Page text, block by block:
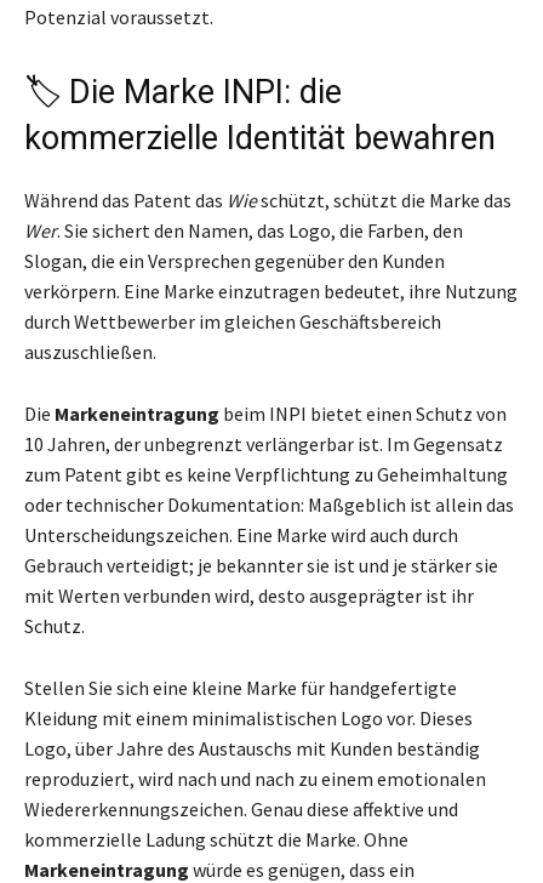
Potenzial voraussetzt.
🏷️ Die Marke INPI: die
kommerzielle Identität bewahren
Während das Patent das Wieschützt, schützt die Marke das
Wer. Sie sichert den Namen, das Logo, die Farben, den
Slogan, die ein Versprechen gegenüber den Kunden
verkörpern. Eine Marke einzutragen bedeutet, ihre Nutzung
durch Wettbewerber im gleichen Geschäftsbereich
auszuschließen.
Die Markeneintragung beim INPI bietet einen Schutz von
10 Jahren, der unbegrenzt verlängerbar ist. Im Gegensatz
zum Patent gibt es keine Verpflichtung zu Geheimhaltung
oder technischer Dokumentation: Maßgeblich ist allein das
Unterscheidungszeichen. Eine Marke wird auch durch
Gebrauch verteidigt; je bekannter sie ist und je stärker sie
mit Werten verbunden wird, desto ausgeprägter ist ihr
Schutz.
Stellen Sie sich eine kleine Marke für handgefertigte
Kleidung mit einem minimalistischen Logo vor. Dieses
Logo, über Jahre des Austauschs mit Kunden beständig
reproduziert, wird nach und nach zu einem emotionalen
Wiedererkennungszeichen. Genau diese affektive und
kommerzielle Ladung schützt die Marke. Ohne
Markeneintragung würde es genügen, dass ein